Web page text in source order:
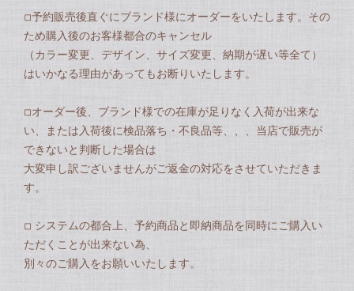
◽︎予約販売後直ぐにブランド様にオーダーをいたします。その
ため購入後のお客様都合のキャンセル
（カラー変更、デザイン、サイズ変更、納期が遅い等全て）
はいかなる理由があってもお断りいたします。
◽︎オーダー後、ブランド様での在庫が足りなく入荷が出来な
い、または入荷後に検品落ち・不良品等、、、当店で販売が
できないと判断した場合は
大変申し訳ございませんがご返金の対応をさせていただきま
す。
◽︎ システムの都合上、予約商品と即納商品を同時にご購入い
ただくことが出来ない為、
別々のご購入をお願いいたします。